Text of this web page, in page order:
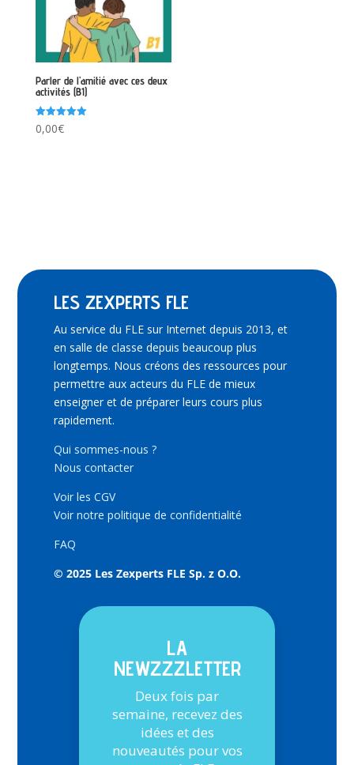
Parler de l’amitié avec ces deux
activités (B1)
Note
5.00
0,00€
LES ZEXPERTS FLE
Au service du FLE sur Internet depuis 2013, et
en salle de classe depuis beaucoup plus
longtemps. Nous créons des ressources pour
permettre aux acteurs du FLE de mieux
enseigner et de préparer leurs cours plus
rapidement.
Qui sommes-nous ?
Nous contacter
Voir les CGV
Voir notre politique de confidentialité
FAQ
© 2025 Les Zexperts FLE Sp. z O.O.
LA
NEWZZZLETTER
Deux fois par
semaine, recevez des
idées et des
nouveautés pour vos